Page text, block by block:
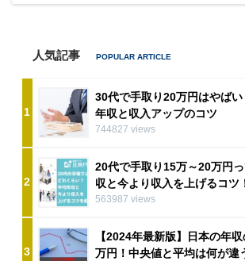
人気記事
1
30代で手取り20万円はやば
年収と収入アップのコツ
744827 views
2
20代で手取り15万～20万円
収と今より収入を上げるコツ
563987 views
3
【2024年最新版】日本の年
万円！中央値と平均は何が違